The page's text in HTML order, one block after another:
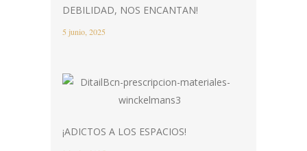
DEBILIDAD, NOS ENCANTAN!
5 junio, 2025
¡ADICTOS A LOS ESPACIOS!